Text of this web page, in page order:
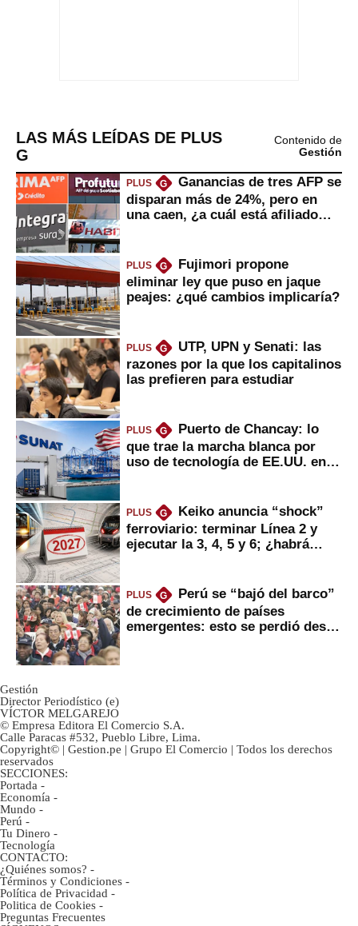
LAS MÁS LEÍDAS DE PLUS
G
Contenido de
Gestión
PLUS G
Ganancias de tres AFP se
disparan más de 24%, pero en
una caen, ¿a cuál está afiliado
PLUS G
Fujimori propone
eliminar ley que puso en jaque
peajes: ¿qué cambios implicaría?
PLUS G
UTP, UPN y Senati: las
razones por la que los capitalinos
las prefieren para estudiar
PLUS G
Puerto de Chancay: lo
que trae la marcha blanca por
uso de tecnología de EE.UU. en
PLUS G
Keiko anuncia “shock”
ferroviario: terminar Línea 2 y
ejecutar la 3, 4, 5 y 6; ¿habrá
PLUS G
Perú se “bajó del barco”
de crecimiento de países
emergentes: esto se perdió desde
Gestión
Director Periodístico (e)
VÍCTOR MELGAREJO
© Empresa Editora El Comercio S.A.
Calle Paracas #532, Pueblo Libre, Lima.
Copyright© | Gestion.pe | Grupo El Comercio | Todos los derechos
reservados
SECCIONES:
Portada -
Economía -
Mundo -
Perú -
Tu Dinero -
Tecnología
CONTACTO:
¿Quiénes somos? -
Términos y Condiciones -
Política de Privacidad -
Politica de Cookies -
Preguntas Frecuentes